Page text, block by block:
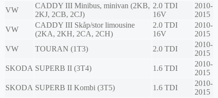
VW
CADDY III Minibus, minivan (2KB,
2KJ, 2CB, 2CJ)
2.0 TDI
16V
2010-
2015
VW
CADDY III Skåp/stor limousine
(2KA, 2KH, 2CA, 2CH)
2.0 TDI
16V
2010-
2015
VW
TOURAN (1T3) 2.0 TDI
2010-
2015
SKODA SUPERB II (3T4) 1.6 TDI
2010-
2015
SKODA SUPERB II Kombi (3T5) 1.6 TDI
2010-
2015